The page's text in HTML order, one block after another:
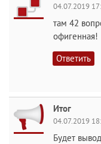
04.07.2019
там 42
офигенная!
Ответить
Итог
04.07.2019
Будет